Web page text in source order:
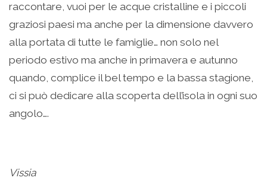
raccontare, vuoi per le acque cristalline e i piccoli
graziosi paesi ma anche per la dimensione davvero
alla portata di tutte le famiglie… non solo nel
periodo estivo ma anche in primavera e autunno
quando, complice il bel tempo e la bassa stagione,
ci si può dedicare alla scoperta dell’isola in ogni suo
angolo….
Vissia